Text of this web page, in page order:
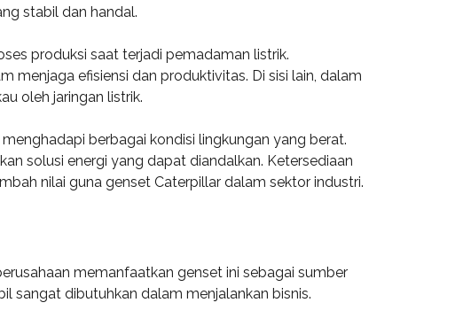
stabil dan handal.
produksi saat terjadi pemadaman listrik.
menjaga efisiensi dan produktivitas. Di sisi lain, dalam
oleh jaringan listrik.
berbagai kondisi lingkungan yang berat.
solusi energi yang dapat diandalkan. Ketersediaan
nilai guna genset Caterpillar dalam sektor industri.
memanfaatkan genset ini sebagai sumber
sangat dibutuhkan dalam menjalankan bisnis.